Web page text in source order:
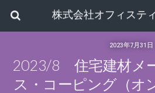
株式会社オフィステ
2023年7月31日
2023/8 住宅建材メ
ス・コーピング（オ